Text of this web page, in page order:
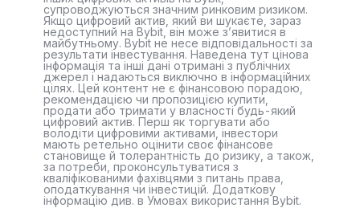
супроводжуються значним ринковим ризиком.
Якщо цифровий актив, який ви шукаєте, зараз
недоступний на Bybit, він може з’явитися в
майбутньому. Bybit не несе відповідальності за
результати інвестування. Наведена тут цінова
інформація та інші дані отримані з публічних
джерел і надаються виключно в інформаційних
цілях. Цей контент не є фінансовою порадою,
рекомендацією чи пропозицією купити,
продати або тримати у власності будь-який
цифровий актив. Перш як торгувати або
володіти цифровими активами, інвестори
мають ретельно оцінити своє фінансове
становище й толерантність до ризику, а також,
за потреби, проконсультуватися з
кваліфікованими фахівцями з питань права,
оподаткування чи інвестицій. Додаткову
інформацію див. в Умовах використання Bybit.